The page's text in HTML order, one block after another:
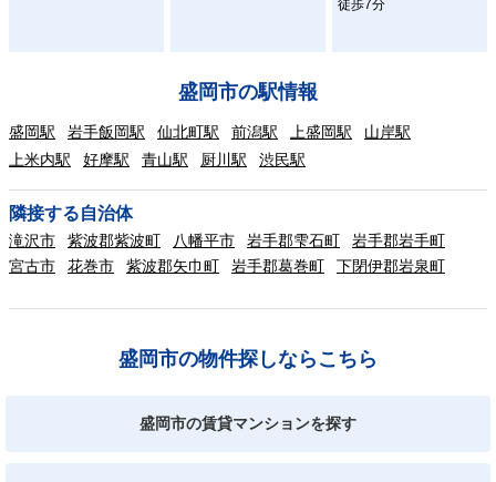
徒歩7分
盛岡市の駅情報
盛岡駅 岩手飯岡駅 仙北町駅 前潟駅 上盛岡駅
山岸駅
上米内駅
好摩駅 青山駅 厨川駅 渋民駅
隣接する自治体
滝沢市 紫波郡紫波町 八幡平市 岩手郡雫石町
岩手郡岩手町
宮古市
花巻市 紫波郡矢巾町 岩手郡葛巻町 下閉伊郡岩泉町
盛岡市の物件探しならこちら
盛岡市の賃貸マンションを探す